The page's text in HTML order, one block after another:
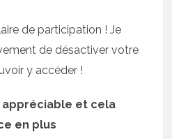
de participation ! Je
de désactiver votre
y accéder !
et cela
en plus